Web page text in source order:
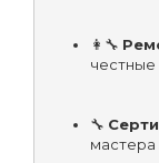
👩‍🔧
🔧
мастера